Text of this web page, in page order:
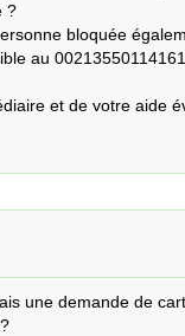
?
bloquée
au
et de votre aide
une demande de